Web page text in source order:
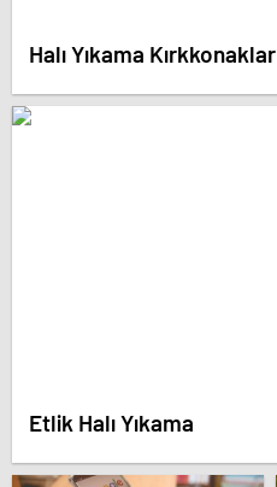
Halı Yıkama Kırkkonaklar
Etlik Halı Yıkama